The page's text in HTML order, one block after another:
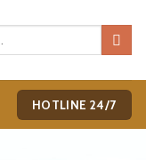
HOTLINE 24/7